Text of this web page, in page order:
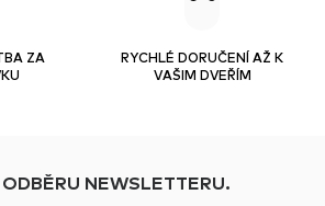
ZA
RYCHLÉ DORUČENÍ AŽ K
VAŠIM DVEŘÍM
NEWSLETTERU.